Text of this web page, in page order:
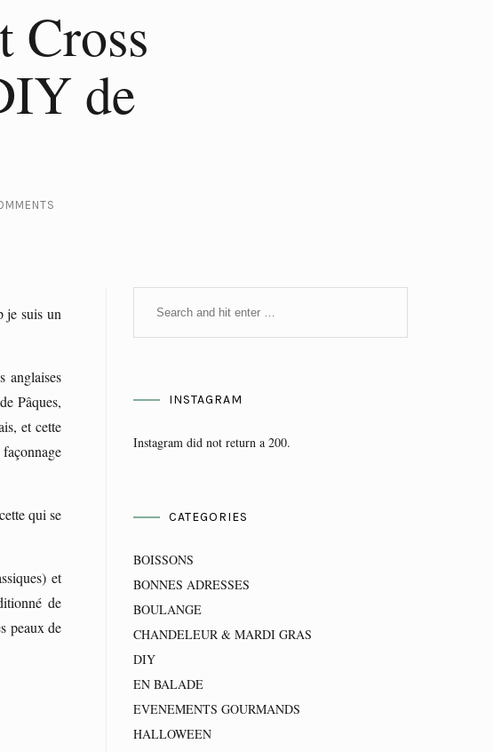
Cross
de
je suis un
anglaises
Pâques,
et cette
qui se
et
de
peaux de
INSTAGRAM
Instagram did not return a 200.
CATEGORIES
BOISSONS
BONNES ADRESSES
BOULANGE
CHANDELEUR & MARDI GRAS
DIY
EN BALADE
EVENEMENTS GOURMANDS
HALLOWEEN